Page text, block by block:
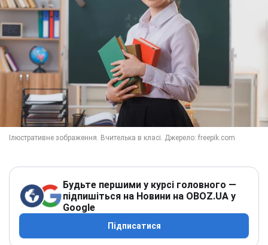
Будьте першими у курсі головного —
підпишіться на Новини на OBOZ.UA у
Google
Підписатися